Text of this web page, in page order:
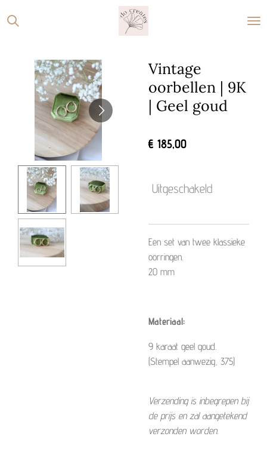
Ga
direct
hoofdinhoud
Vintage
oorbellen | 9K
| Geel goud
€ 185,00
Uitgeschakeld
Een set van twee klassieke
oorringen.
20 mm
Materiaal:
9 karaat geel goud.
(Stempel aanwezig, 375)
Verzending is inbegrepen bij
de prijs en zal aangetekend
verzonden worden.